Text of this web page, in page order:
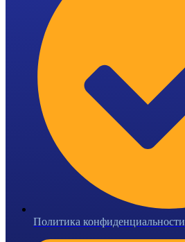
Политика конфиденциальности